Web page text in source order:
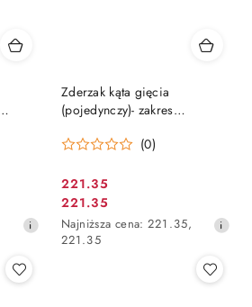
Zderzak kąta gięcia
(pojedynczy)- zakres
(0)
Cena
promocyjna:
221.35
Cena
promocyjna:
221.35
Najniższa
cena
Najniższa cena: 221.35,
221.35